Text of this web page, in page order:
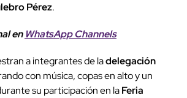
Pérez.
en WhatsApp Channels
a integrantes de ladelegación
con música, copas en alto y un
su participación en laFeria